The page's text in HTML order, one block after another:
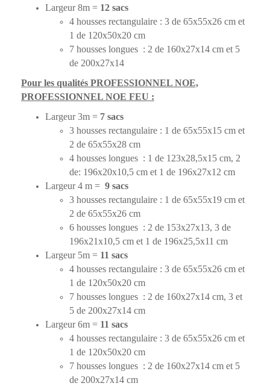
Largeur 8m = 12 sacs
4 housses rectangulaire : 3 de 65x55x26 cm et
1 de 120x50x20 cm
7 housses longues : 2 de 160x27x14 cm et 5
de 200x27x14
Pour les qualités PROFESSIONNEL NOE,
PROFESSIONNEL NOE FEU :
Largeur 3m = 7 sacs
3 housses rectangulaire : 1 de 65x55x15 cm et
2 de 65x55x28 cm
4 housses longues : 1 de 123x28,5x15 cm, 2
de: 196x20x10,5 cm et 1 de 196x27x12 cm
Largeur 4 m = 9 sacs
3 housses rectangulaire : 1 de 65x55x19 cm et
2 de 65x55x26 cm
6 housses longues : 2 de 153x27x13, 3 de
196x21x10,5 cm et 1 de 196x25,5x11 cm
Largeur 5m = 11 sacs
4 housses rectangulaire : 3 de 65x55x26 cm et
1 de 120x50x20 cm
7 housses longues : 2 de 160x27x14 cm, 3 et
5 de 200x27x14 cm
Largeur 6m = 11 sacs
4 housses rectangulaire : 3 de 65x55x26 cm et
1 de 120x50x20 cm
7 housses longues : 2 de 160x27x14 cm et 5
de 200x27x14 cm